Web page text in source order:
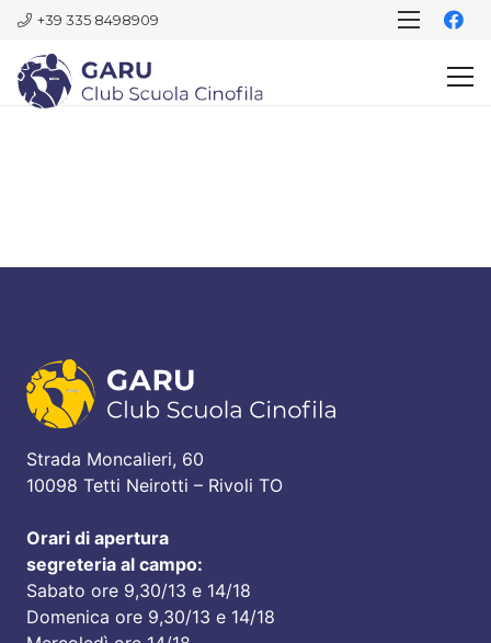
+39 335 8498909
Strada Moncalieri, 60
10098 Tetti Neirotti – Rivoli TO
Orari di apertura
segreteria al campo:
Sabato ore 9,30/13 e 14/18
Domenica ore 9,30/13 e 14/18